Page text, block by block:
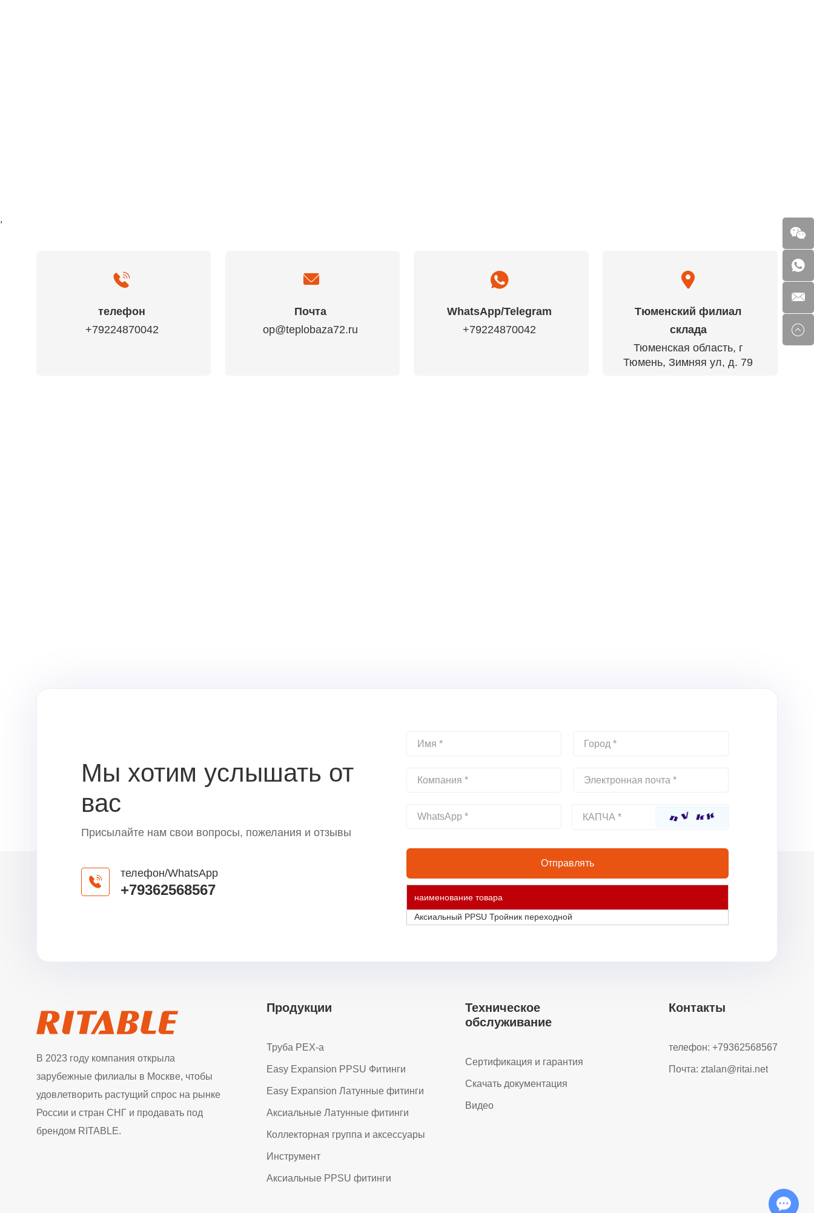
,
телефон
+79224870042
Почта
op@teplobaza72.ru
WhatsApp/Telegram
+79224870042
Тюменский филиал
склада
Тюменская область, г
Тюмень, Зимняя ул, д. 79
Мы хотим услышать от
вас
Присылайте нам свои вопросы, пожелания и отзывы
телефон/WhatsApp
+79362568567
наименование товара
Аксиальный PPSU Тройник переходной
В 2023 году компания открыла
зарубежные филиалы в Москве, чтобы
удовлетворить растущий спрос на рынке
России и стран СНГ и продавать под
брендом RITABLE.
Продукции
Труба PEX-a
Easy Expansion PPSU Фитинги
Easy Expansion Латунные фитинги
Аксиальные Латунные фитинги
Коллекторная группа и аксессуары
Инструмент
Аксиальные PPSU фитинги
Техническoe
обслуживание
Сертификация и гарантия
Скачать документация
Видео
Контакты
телефон: +79362568567
Почта: ztalan@ritai.net
Chat with Us